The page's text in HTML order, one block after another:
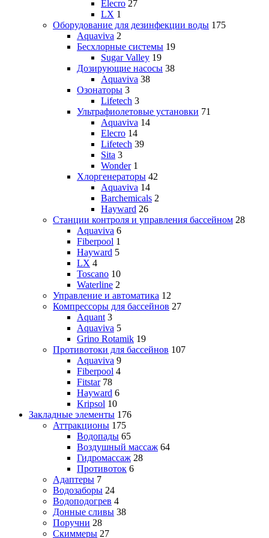
Elecro 27
LX 1
Оборудование для дезинфекции воды 175
Aquaviva 2
Бесхлорные системы 19
Sugar Valley 19
Дозирующие насосы 38
Aquaviva 38
Озонаторы 3
Lifetech 3
Ультрафиолетовые установки 71
Aquaviva 14
Elecro 14
Lifetech 39
Sita 3
Wonder 1
Хлоргенераторы 42
Aquaviva 14
Barchemicals 2
Hayward 26
Станции контроля и управления бассейном 28
Aquaviva 6
Fiberpool 1
Hayward 5
LX 4
Toscano 10
Waterline 2
Управление и автоматика 12
Компрессоры для бассейнов 27
Aquant 3
Aquaviva 5
Grino Rotamik 19
Противотоки для бассейнов 107
Aquaviva 9
Fiberpool 4
Fitstar 78
Hayward 6
Kripsol 10
Закладные элементы 176
Аттракционы 175
Водопады 65
Воздушный массаж 64
Гидромассаж 28
Противоток 6
Адаптеры 7
Водозаборы 24
Водоподогрев 4
Донные сливы 38
Поручни 28
Скиммеры 27